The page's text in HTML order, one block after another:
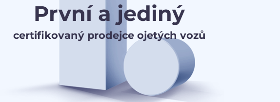
První a jediný
certifikovaný prodejce ojetých vozů